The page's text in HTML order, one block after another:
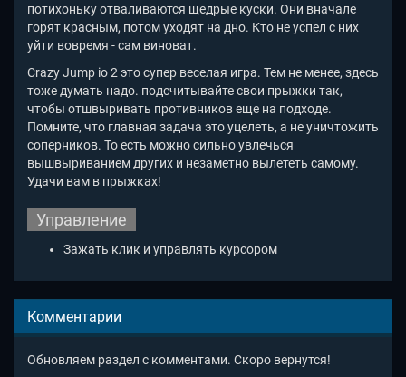
потихоньку отваливаются щедрые куски. Они вначале
горят красным, потом уходят на дно. Кто не успел с них
уйти вовремя - сам виноват.
Crazy Jump io 2 это супер веселая игра. Тем не менее, здесь
тоже думать надо. подсчитывайте свои прыжки так,
чтобы отшвыривать противников еще на подходе.
Помните, что главная задача это уцелеть, а не уничтожить
соперников. То есть можно сильно увлечься
вышвыриванием других и незаметно вылететь самому.
Удачи вам в прыжках!
Управление
Зажать клик и управлять курсором
Комментарии
Обновляем раздел с комментами. Скоро вернутся!